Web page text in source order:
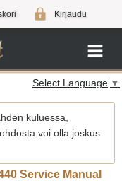
Kirjaudu
Select Language ▼
kuluessa,
voi olla joskus
Service Manual